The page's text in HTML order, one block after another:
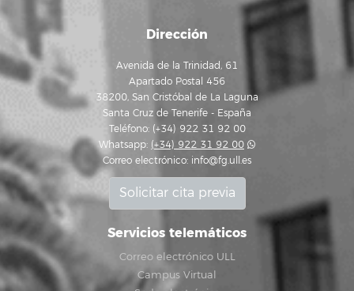
Dirección
Avenida de la Trinidad, 61
Apartado Postal 456
38200, San Cristóbal de La Laguna
Santa Cruz de Tenerife - España
Teléfono: (+34) 922 31 92 00
Whatsapp: (+34) 922 31 92 00
Correo electrónico: info@fg.ull.es
Solicitar cita previa
Servicios telemáticos
Correo electrónico ULL
Campus Virtual